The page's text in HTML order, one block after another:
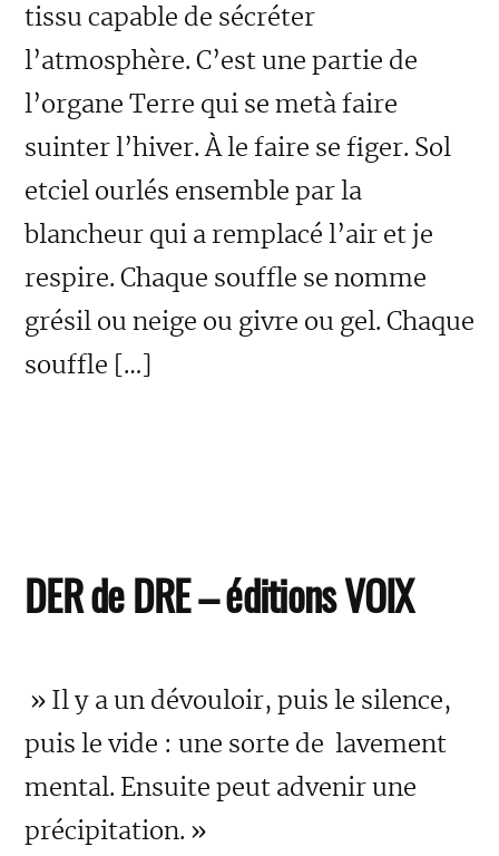
tissu capable de sécréter
l’atmosphère. C’est une partie de
l’organe Terre qui se metà faire
suinter l’hiver. À le faire se figer. Sol
etciel ourlés ensemble par la
blancheur qui a remplacé l’air et je
respire. Chaque souffle se nomme
grésil ou neige ou givre ou gel. Chaque
souffle […]
DER de DRE – éditions VOIX
» Il y a un dévouloir, puis le silence,
puis le vide : une sorte de lavement
mental. Ensuite peut advenir une
précipitation. »